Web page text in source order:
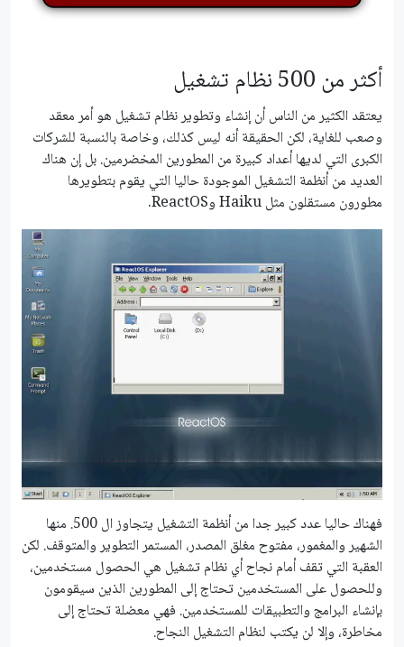
أكثر من 500 نظام تشغيل
يعتقد الكثير من الناس أن إنشاء وتطوير نظام تشغيل هو أمر معقد
وصعب للغاية، لكن الحقيقة أنه ليس كذلك، وخاصة بالنسبة للشركات
الكبرى التي لديها أعداد كبيرة من المطورين المخضرمين. بل إن هناك
العديد من أنظمة التشغيل الموجودة حاليا التي يقوم بتطويرها
مطورون مستقلون مثل Haiku وReactOS.
فهناك حاليا عدد كبير جدا من أنظمة التشغيل يتجاوز ال 500. منها
الشهير والمغمور، مفتوح مغلق المصدر، المستمر التطوير والمتوقف. لكن
العقبة التي تقف أمام نجاح أي نظام تشغيل هي الحصول مستخدمين،
وللحصول على المستخدمين تحتاج إلى المطورين الذين سيقومون
بإنشاء البرامج والتطبيقات للمستخدمين. فهي معضلة تحتاج إلى
مخاطرة، وإلا لن يكتب لنظام التشغيل النجاح.